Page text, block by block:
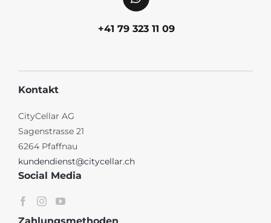
+41 79 323 11 09
Kontakt
CityCellar AG
Sagenstrasse 21
6264 Pfaffnau
kundendienst@citycellar.ch
Social Media